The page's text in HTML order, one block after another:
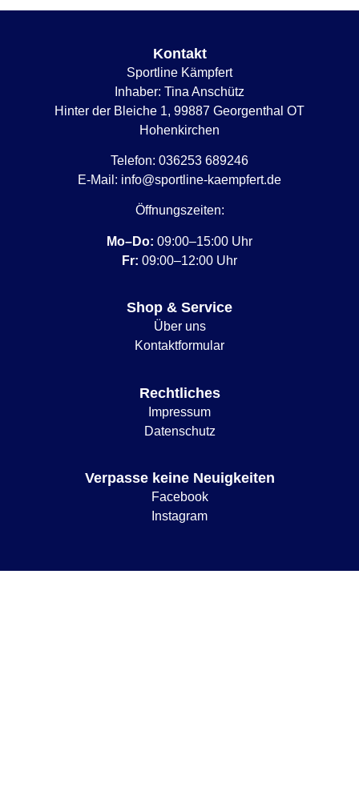
Kontakt
Sportline Kämpfert
Inhaber: Tina Anschütz
Hinter der Bleiche 1, 99887 Georgenthal OT
Hohenkirchen
Telefon: 036253 689246
E-Mail: info@sportline-kaempfert.de
Öffnungszeiten:
Mo–Do: 09:00–15:00 Uhr
Fr: 09:00–12:00 Uhr
Shop & Service
Über uns
Kontaktformular
Rechtliches
Impressum
Datenschutz
Verpasse keine Neuigkeiten
Facebook
Instagram